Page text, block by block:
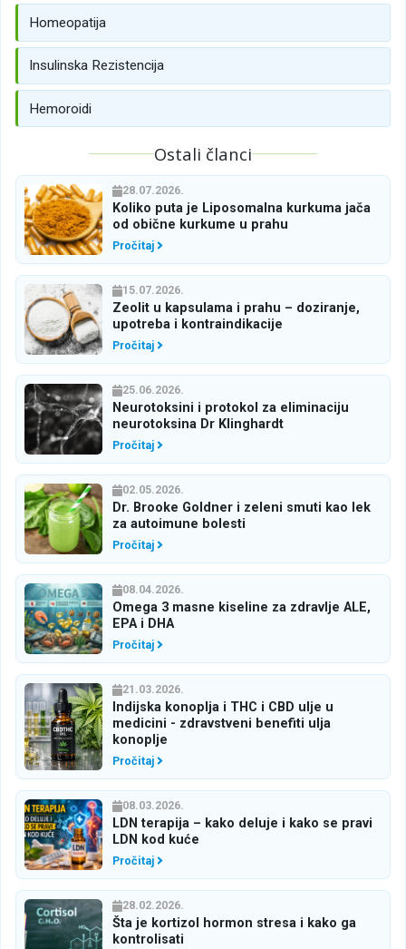
Homeopatija
Insulinska Rezistencija
Hemoroidi
Ostali članci
28.07.2026.
Koliko puta je Liposomalna kurkuma jača
od obične kurkume u prahu
Pročitaj
15.07.2026.
Zeolit u kapsulama i prahu – doziranje,
upotreba i kontraindikacije
Pročitaj
25.06.2026.
Neurotoksini i protokol za eliminaciju
neurotoksina Dr Klinghardt
Pročitaj
02.05.2026.
Dr. Brooke Goldner i zeleni smuti kao lek
za autoimune bolesti
Pročitaj
08.04.2026.
Omega 3 masne kiseline za zdravlje ALE,
EPA i DHA
Pročitaj
21.03.2026.
Indijska konoplja i THC i CBD ulje u
medicini - zdravstveni benefiti ulja
konoplje
Pročitaj
08.03.2026.
LDN terapija – kako deluje i kako se pravi
LDN kod kuće
Pročitaj
28.02.2026.
Šta je kortizol hormon stresa i kako ga
kontrolisati